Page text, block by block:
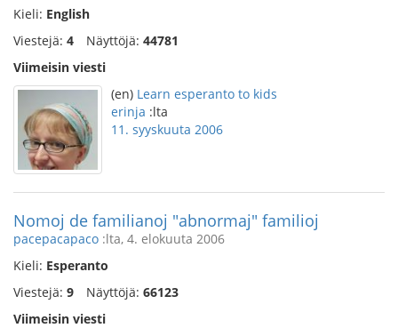
Kieli: English
Viestejä: 4 Näyttöjä: 44781
Viimeisin viesti
(en) Learn esperanto to kids
erinja :lta
11. syyskuuta 2006
Nomoj de familianoj "abnormaj" familioj
pacepacapaco :lta, 4. elokuuta 2006
Kieli: Esperanto
Viestejä: 9 Näyttöjä: 66123
Viimeisin viesti